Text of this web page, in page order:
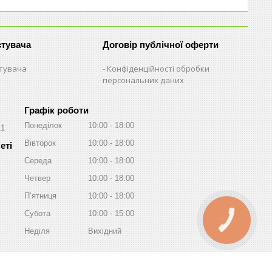
Договір публічної оферти
Конфіденційності обробки
персональних даних
Графік роботи
Понеділок 10:00
18:00
Вівторок
10:00
18:00
Середа
10:00
18:00
Четвер
10:00
18:00
Пʼятниця
10:00
18:00
Субота
10:00
15:00
Неділя
Вихідний
КНОПКА
ЗВ'ЯЗКУ